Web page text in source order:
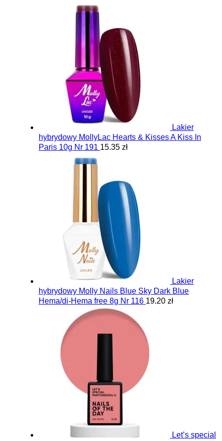
Lakier
hybrydowy MollyLac Hearts & Kisses A Kiss In
Paris 10g Nr 191 15.35 zł
Lakier
hybrydowy Molly Nails Blue Sky Dark Blue
Hema/di-Hema free 8g Nr 116 19.20 zł
Let’s special